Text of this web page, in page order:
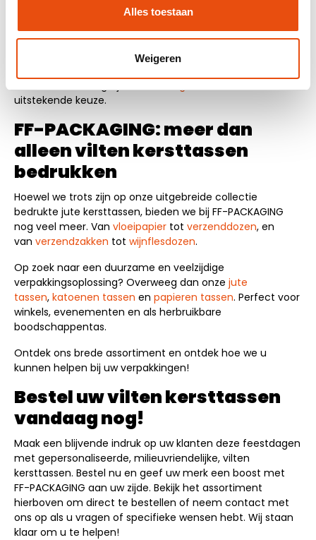
Alles toestaan
Weigeren
kerstetikettenvoor een compleet
Overweeg dan ons assortiment aankerstinpakpapier.
Voor grotere geschenken hebben we ook
uitstekende keuze.
FF-PACKAGING: meer dan
alleen vilten kersttassen
bedrukken
Hoewel we trots zijn op onze uitgebreide collectie
bedrukte jute kersttassen, bieden we bij FF-PACKAGING
nog veel meer. Van vloeipapier tot verzenddozen, en
van verzendzakken tot wijnflesdozen.
Op zoek naar een duurzame en veelzijdige
verpakkingsoplossing? Overweeg dan onze jute
tassen, katoenen tassen en papieren tassen. Perfect voor
winkels, evenementen en als herbruikbare
boodschappentas.
Ontdek ons brede assortiment en ontdek hoe we u
kunnen helpen bij uw verpakkingen!
Bestel uw vilten kersttassen
vandaag nog!
Maak een blijvende indruk op uw klanten deze feestdagen
met gepersonaliseerde, milieuvriendelijke, vilten
kersttassen. Bestel nu en geef uw merk een boost met
FF-PACKAGING aan uw zijde. Bekijk het assortiment
hierboven om direct te bestellen of neem contact met
ons op als u vragen of specifieke wensen hebt. Wij staan
klaar om u te helpen!